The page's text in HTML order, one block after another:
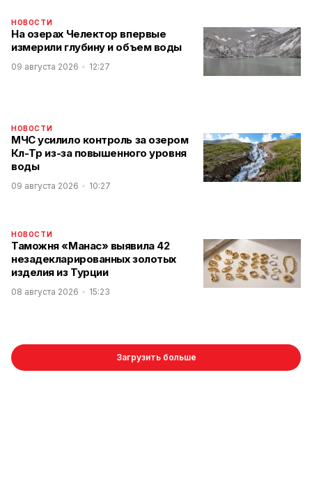
НОВОСТИ
На озерах Челектор впервые
измерили глубину и объем воды
09 августа 2026 12:27
НОВОСТИ
МЧС усилило контроль за озером
Көл-Төр из-за повышенного уровня
воды
09 августа 2026 10:27
НОВОСТИ
Таможня «Манас» выявила 42
незадекларированных золотых
изделия из Турции
08 августа 2026 15:23
Загрузить больше